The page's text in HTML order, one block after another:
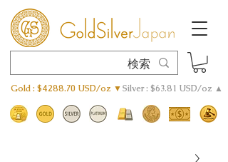
Gold : $4288.70 USD/oz ▼Silver : $63.81 USD/oz ▲